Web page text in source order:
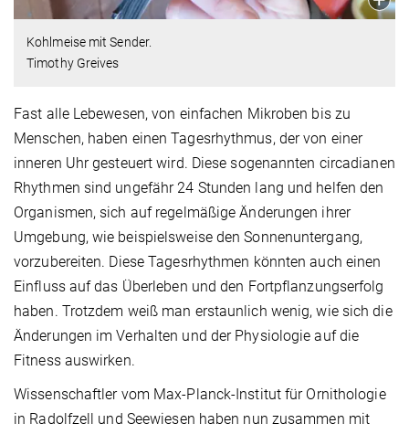
Kohlmeise mit Sender.
Timothy Greives
Fast alle Lebewesen, von einfachen Mikroben bis zu
Menschen, haben einen Tagesrhythmus, der von einer
inneren Uhr gesteuert wird. Diese sogenannten circadianen
Rhythmen sind ungefähr 24 Stunden lang und helfen den
Organismen, sich auf regelmäßige Änderungen ihrer
Umgebung, wie beispielsweise den Sonnenuntergang,
vorzubereiten. Diese Tagesrhythmen könnten auch einen
Einfluss auf das Überleben und den Fortpflanzungserfolg
haben. Trotzdem weiß man erstaunlich wenig, wie sich die
Änderungen im Verhalten und der Physiologie auf die
Fitness auswirken.
Wissenschaftler vom Max-Planck-Institut für Ornithologie
in Radolfzell und Seewiesen haben nun zusammen mit